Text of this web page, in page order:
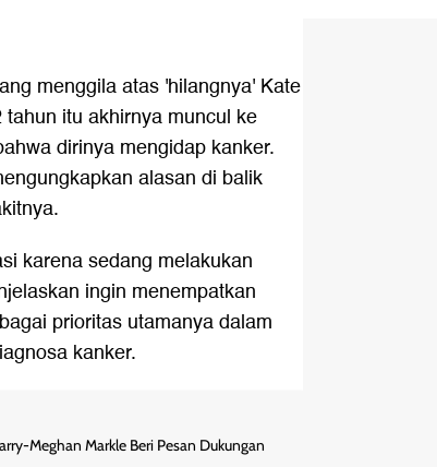
menggila atas 'hilangnya' Kate
itu akhirnya muncul ke
dirinya mengidap kanker.
alasan di balik
karena sedang melakukan
ingin menempatkan
prioritas utamanya dalam
kanker.
Meghan Markle Beri Pesan Dukungan